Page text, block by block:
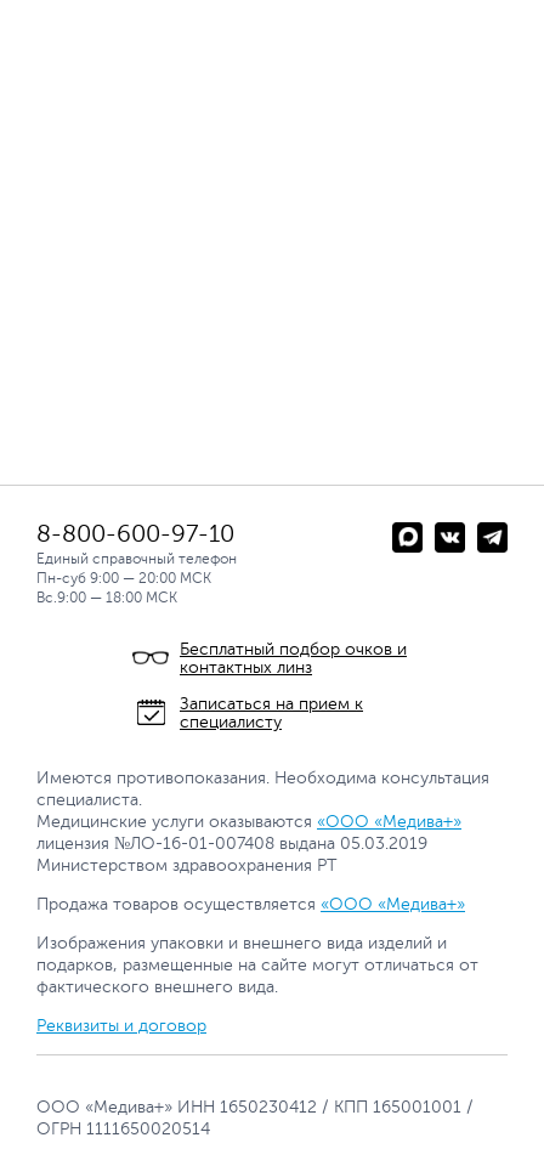
8-800-600-97-10
Единый справочный телефон
Пн-суб 9:00 — 20:00 МСК
Вс.9:00 — 18:00 МСК
Бесплатный подбор очков и
контактных линз
Записаться на прием к
специалисту
Имеются противопоказания. Необходима консультация
специалиста.
Медицинские услуги оказываются «ООО «Медива+»
лицензия №ЛО-16-01-007408 выдана 05.03.2019
Министерством здравоохранения РТ
Продажа товаров осуществляется «ООО «Медива+»
Изображения упаковки и внешнего вида изделий и
подарков, размещенные на сайте могут отличаться от
фактического внешнего вида.
Реквизиты и договор
ООО «Медива+» ИНН 1650230412 / КПП 165001001 /
ОГРН 1111650020514